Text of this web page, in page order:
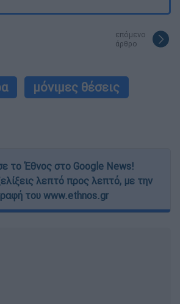
επόμενο
άρθρο
μόνιμες θέσεις
το Έθνος στο Google News!
λεπτό προς λεπτό, με την
του www.ethnos.gr